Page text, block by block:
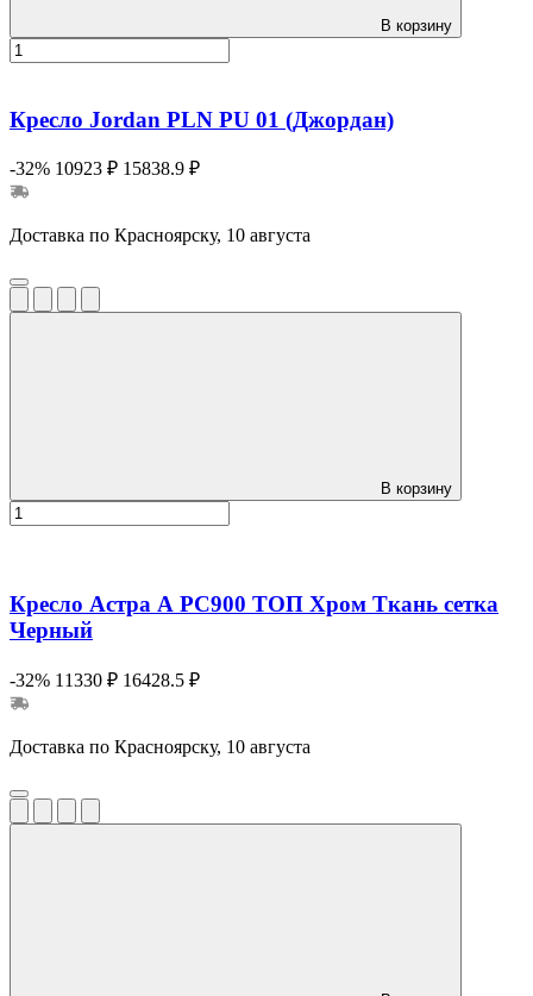
В корзину
Кресло Jordan PLN PU 01 (Джордан)
-32% 10923 ₽ 15838.9 ₽
Доставка по Красноярску, 10 августа
В корзину
Кресло Астра А РС900 ТОП Хром Ткань сетка
Черный
-32% 11330 ₽ 16428.5 ₽
Доставка по Красноярску, 10 августа